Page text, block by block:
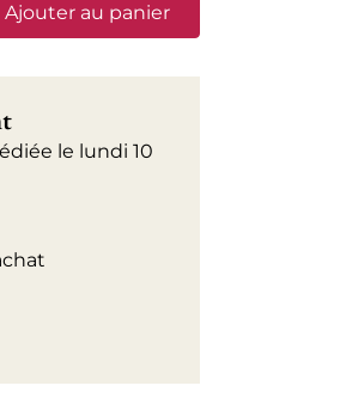
Ajouter au panier
le lundi 10